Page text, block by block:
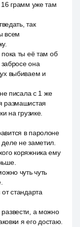
16 грамм уже там
так
всем
ты её там об
она
выбиваем и
писала с 1 же
размашистая
на грузике.
в паролоне
не заметил.
коряжника ему
чуть чуть
стандарта
а можно
я его достаю.